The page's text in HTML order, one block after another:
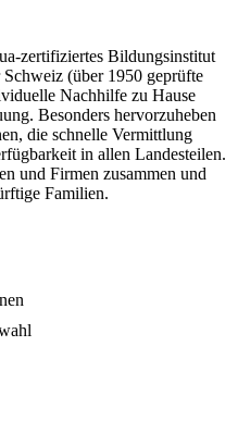
zertifiziertes Bildungsinstitut
(über 1950 geprüfte
Nachhilfe zu Hause
Besonders hervorzuheben
die schnelle Vermittlung
in allen Landesteilen.
und Firmen zusammen und
Familien.